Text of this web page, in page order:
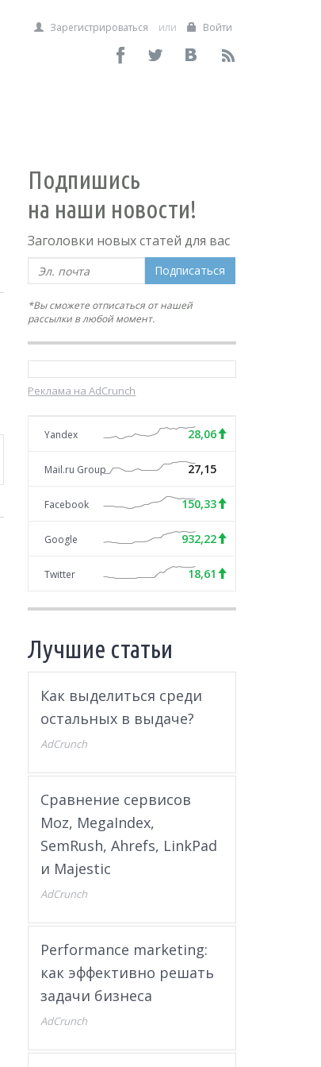
Зарегистрироваться или Войти
Подпишись
на наши новости!
Заголовки новых статей для вас
Подписаться
*Вы сможете отписаться от нашей
рассылки в любой момент.
Реклама на AdCrunch
Yandex 28,06
Mail.ru Group 27,15
Facebook 150,33
Google 932,22
Twitter 18,61
Лучшие статьи
Как выделиться среди
остальных в выдаче?
AdCrunch
Сравнение сервисов
Moz, MegaIndex,
SemRush, Ahrefs, LinkPad
и Majestic
AdCrunch
Performance marketing:
как эффективно решать
задачи бизнеса
AdCrunch